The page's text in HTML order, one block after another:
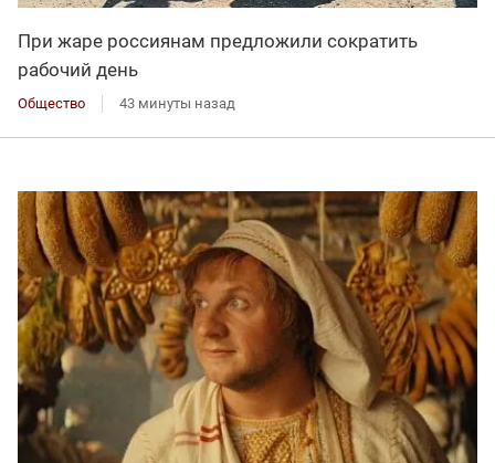
При жаре россиянам предложили сократить
рабочий день
Общество 43 минуты назад